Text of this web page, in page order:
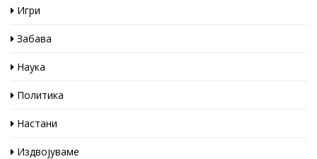
Игри
Забава
Наука
Политика
Настани
Издвојуваме